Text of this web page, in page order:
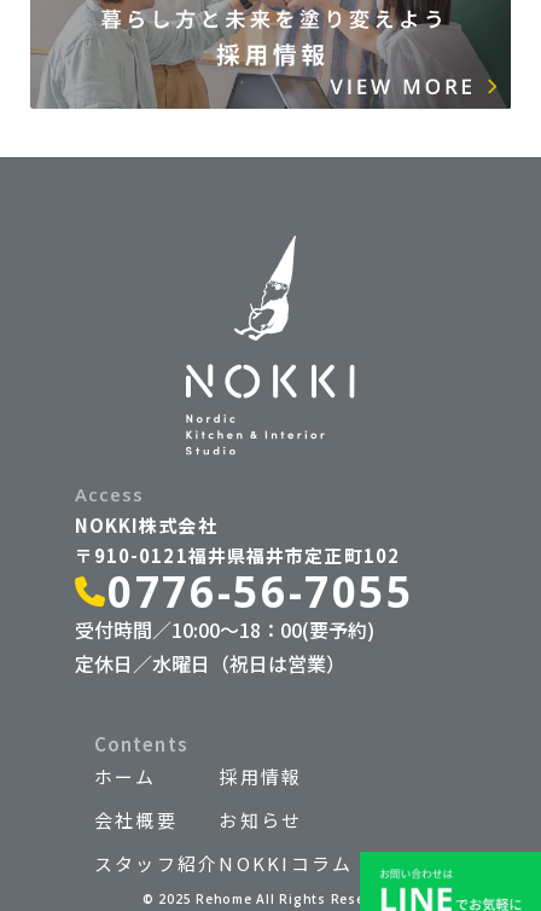
Access
NOKKI株式会社
〒910-0121福井県福井市定正町102
0776-56-7055
受付時間／10:00〜18：00(要予約)
定休日／水曜日（祝日は営業）
Contents
ホーム
会社概要
スタッフ紹介
採用情報
お知らせ
NOKKIコラム
© 2025 Rehome All Rights Reserved.